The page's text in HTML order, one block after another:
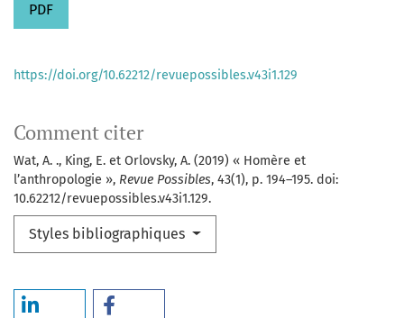
PDF
Comment citer
Wat, A. ., King, E. et Orlovsky, A. (2019) « Homère et
l’anthropologie », Revue Possibles, 43(1), p. 194–195. doi:
10.62212/revuepossibles.v43i1.129.
Styles bibliographiques
https://doi.org/10.62212/revuepossibles.v43i1.129